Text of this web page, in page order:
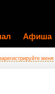
Афиша
меня